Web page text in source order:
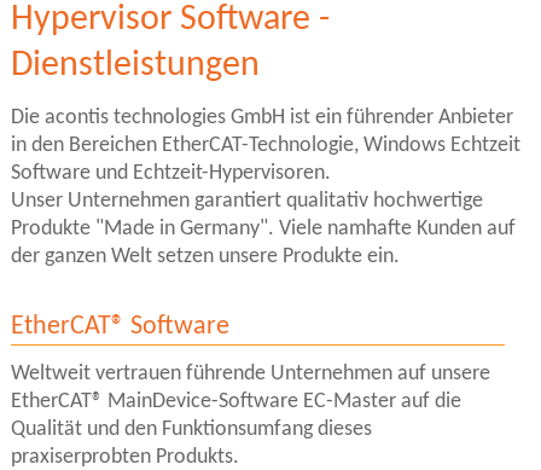
Hypervisor Software -
Dienstleistungen
Die acontis technologies GmbH ist ein führender Anbieter
in den Bereichen EtherCAT-Technologie, Windows Echtzeit
Software und Echtzeit-Hypervisoren.
Unser Unternehmen garantiert qualitativ hochwertige
Produkte "Made in Germany". Viele namhafte Kunden auf
der ganzen Welt setzen unsere Produkte ein.
EtherCAT® Software
Weltweit vertrauen führende Unternehmen auf unsere
EtherCAT® MainDevice-Software EC-Master auf die
Qualität und den Funktionsumfang dieses
praxiserprobten Produkts.